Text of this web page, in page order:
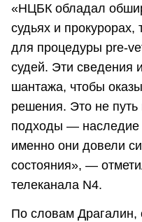
«НЦБК обладал
судьях и прокурорах,
для процедуры pre-
судей. Эти сведения
шантажа, чтобы
решения. Это не путь
подходы — наследие
именно они довели
состояния», —
телеканала N4.
По словам Драгалин,